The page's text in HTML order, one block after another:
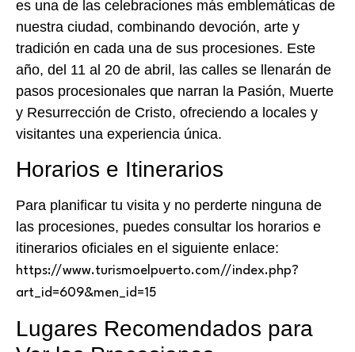
es una de las celebraciones más emblemáticas de
nuestra ciudad, combinando devoción, arte y
tradición en cada una de sus procesiones. Este
año, del 11 al 20 de abril, las calles se llenarán de
pasos procesionales que narran la Pasión, Muerte
y Resurrección de Cristo, ofreciendo a locales y
visitantes una experiencia única.​
Horarios e Itinerarios
Para planificar tu visita y no perderte ninguna de
las procesiones, puedes consultar los horarios e
itinerarios oficiales en el siguiente enlace:
https://www.turismoelpuerto.com//index.php?
art_id=609&men_id=15
Lugares Recomendados para